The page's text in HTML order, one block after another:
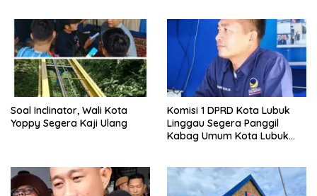
Soal Inclinator, Wali Kota
Yoppy Segera Kaji Ulang
Komisi 1 DPRD Kota Lubuk
Linggau Segera Panggil
Kabag Umum Kota Lubuk